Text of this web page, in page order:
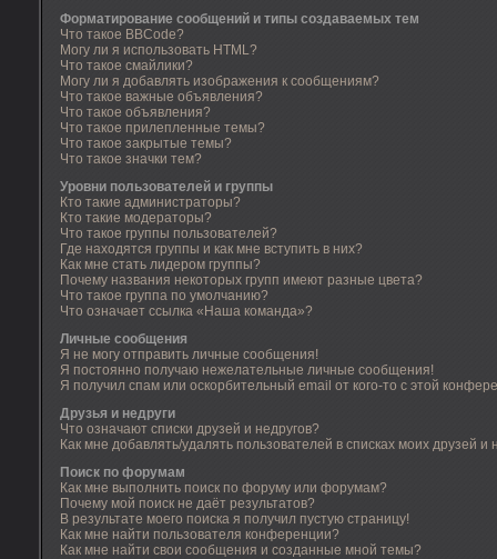
Форматирование сообщений и типы создаваемых тем
Что такое BBCode?
Могу ли я использовать HTML?
Что такое смайлики?
Могу ли я добавлять изображения к сообщениям?
Что такое важные объявления?
Что такое объявления?
Что такое прилепленные темы?
Что такое закрытые темы?
Что такое значки тем?
Уровни пользователей и группы
Кто такие администраторы?
Кто такие модераторы?
Что такое группы пользователей?
Где находятся группы и как мне вступить в них?
Как мне стать лидером группы?
Почему названия некоторых групп имеют разные цвета?
Что такое группа по умолчанию?
Что означает ссылка «Наша команда»?
Личные сообщения
Я не могу отправить личные сообщения!
Я постоянно получаю нежелательные личные сообщения!
Я получил спам или оскорбительный email от кого-то с этой
Друзья и недруги
Что означают списки друзей и недругов?
Как мне добавлять/удалять пользователей в списках моих друзей и
Поиск по форумам
Как мне выполнить поиск по форуму или форумам?
Почему мой поиск не даёт результатов?
В результате моего поиска я получил пустую страницу!
Как мне найти пользователя конференции?
Как мне найти свои сообщения и созданные мной темы?